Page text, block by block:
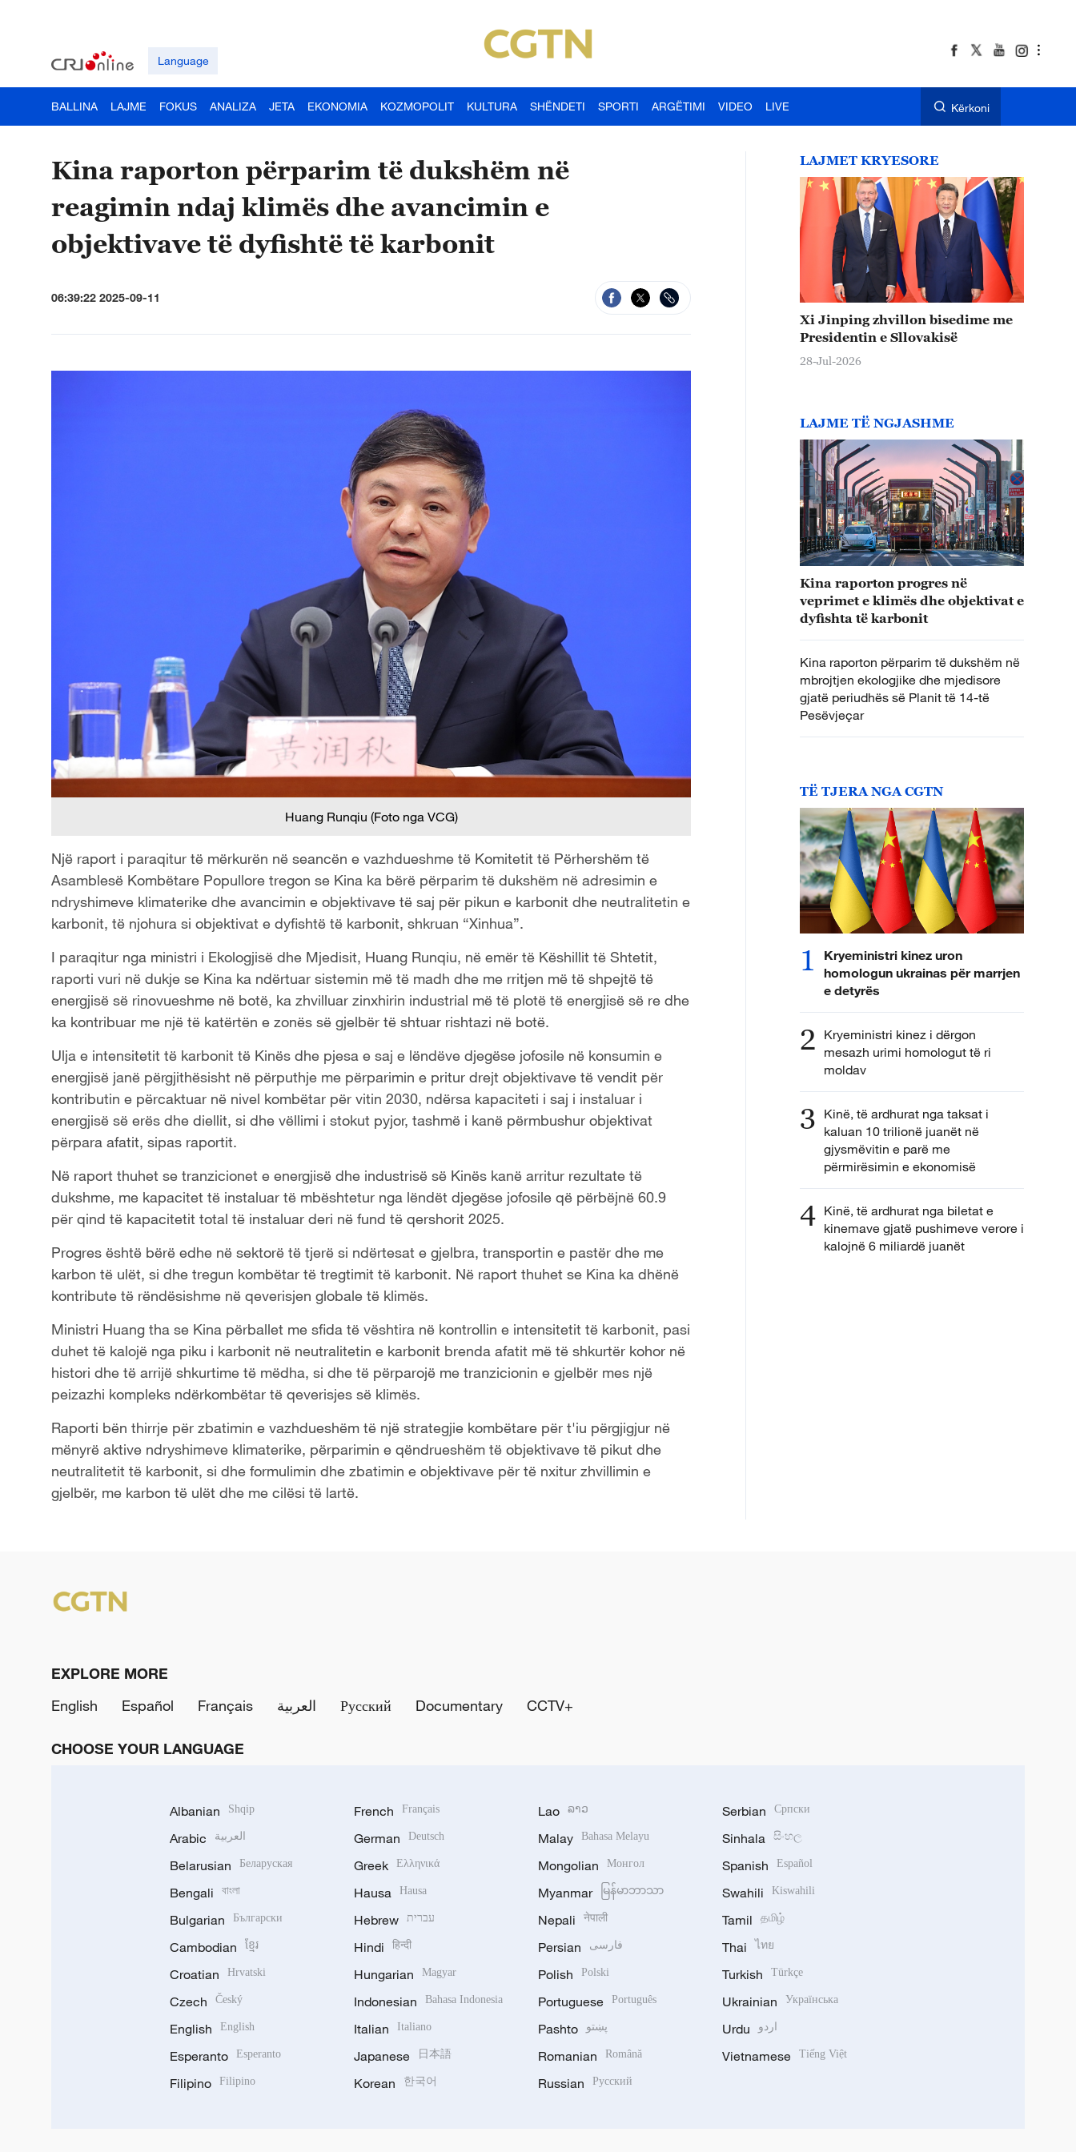
Language
BALLINA LAJME FOKUS ANALIZA JETA EKONOMIA KOZMOPOLIT KULTURA SHËNDETI SPORTI ARGËTIMI VIDEO LIVE Kërkoni
Kina raporton përparim të dukshëm në
reagimin ndaj klimës dhe avancimin e
objektivave të dyfishtë të karbonit
06:39:22 2025-09-11
Huang Runqiu (Foto nga VCG)
Një raport i paraqitur të mërkurën në seancën e vazhdueshme të Komitetit të Përhershëm të
Asamblesë Kombëtare Popullore tregon se Kina ka bërë përparim të dukshëm në adresimin e
ndryshimeve klimaterike dhe avancimin e objektivave të saj për pikun e karbonit dhe neutralitetin e
karbonit, të njohura si objektivat e dyfishtë të karbonit, shkruan “Xinhua”.
I paraqitur nga ministri i Ekologjisë dhe Mjedisit, Huang Runqiu, në emër të Këshillit të Shtetit,
raporti vuri në dukje se Kina ka ndërtuar sistemin më të madh dhe me rritjen më të shpejtë të
energjisë së rinovueshme në botë, ka zhvilluar zinxhirin industrial më të plotë të energjisë së re dhe
ka kontribuar me një të katërtën e zonës së gjelbër të shtuar rishtazi në botë.
Ulja e intensitetit të karbonit të Kinës dhe pjesa e saj e lëndëve djegëse jofosile në konsumin e
energjisë janë përgjithësisht në përputhje me përparimin e pritur drejt objektivave të vendit për
kontributin e përcaktuar në nivel kombëtar për vitin 2030, ndërsa kapaciteti i saj i instaluar i
energjisë së erës dhe diellit, si dhe vëllimi i stokut pyjor, tashmë i kanë përmbushur objektivat
përpara afatit, sipas raportit.
Në raport thuhet se tranzicionet e energjisë dhe industrisë së Kinës kanë arritur rezultate të
dukshme, me kapacitet të instaluar të mbështetur nga lëndët djegëse jofosile që përbëjnë 60.9
për qind të kapacitetit total të instaluar deri në fund të qershorit 2025.
Progres është bërë edhe në sektorë të tjerë si ndërtesat e gjelbra, transportin e pastër dhe me
karbon të ulët, si dhe tregun kombëtar të tregtimit të karbonit. Në raport thuhet se Kina ka dhënë
kontribute të rëndësishme në qeverisjen globale të klimës.
Ministri Huang tha se Kina përballet me sfida të vështira në kontrollin e intensitetit të karbonit, pasi
duhet të kalojë nga piku i karbonit në neutralitetin e karbonit brenda afatit më të shkurtër kohor në
histori dhe të arrijë shkurtime të mëdha, si dhe të përparojë me tranzicionin e gjelbër mes një
peizazhi kompleks ndërkombëtar të qeverisjes së klimës.
Raporti bën thirrje për zbatimin e vazhdueshëm të një strategjie kombëtare për t'iu përgjigjur në
mënyrë aktive ndryshimeve klimaterike, përparimin e qëndrueshëm të objektivave të pikut dhe
neutralitetit të karbonit, si dhe formulimin dhe zbatimin e objektivave për të nxitur zhvillimin e
gjelbër, me karbon të ulët dhe me cilësi të lartë.
LAJMET KRYESORE
Xi Jinping zhvillon bisedime me
Presidentin e Sllovakisë
28-Jul-2026
LAJME TË NGJASHME
Kina raporton progres në
veprimet e klimës dhe objektivat e
dyfishta të karbonit
Kina raporton përparim të dukshëm në
mbrojtjen ekologjike dhe mjedisore
gjatë periudhës së Planit të 14-të
Pesëvjeçar
TË TJERA NGA CGTN
1
Kryeministri kinez uron
homologun ukrainas për marrjen
e detyrës
2 Kryeministri kinez i dërgon
mesazh urimi homologut të ri
moldav
3 Kinë, të ardhurat nga taksat i
kaluan 10 trilionë juanët në
gjysmëvitin e parë me
përmirësimin e ekonomisë
4 Kinë, të ardhurat nga biletat e
kinemave gjatë pushimeve verore i
kalojnë 6 miliardë juanët
EXPLORE MORE
English
Español Français العربية Русский Documentary CCTV+
CHOOSE YOUR LANGUAGE
Albanian Shqip
Arabic العربية
Belarusian Беларуская
Bengali বাংলা
Bulgarian Български
Cambodian ខ្មែរ
Croatian Hrvatski
Czech Český
English English
Esperanto Esperanto
Filipino Filipino
French Français
German Deutsch
Greek Ελληνικά
Hausa Hausa
Hebrew עברית
Hindi हिन्दी
Hungarian Magyar
Indonesian Bahasa Indonesia
Italian Italiano
Japanese 日本語
Korean 한국어
Lao ລາວ
Malay Bahasa Melayu
Mongolian Монгол
Myanmar မြန်မာဘာသာ
Nepali नेपाली
Persian فارسی
Polish Polski
Portuguese Português
Pashto پښتو
Romanian Română
Russian Русский
Serbian Српски
Sinhala සිංහල
Spanish Español
Swahili Kiswahili
Tamil தமிழ்
Thai ไทย
Turkish Türkçe
Ukrainian Українська
Urdu اردو
Vietnamese Tiếng Việt